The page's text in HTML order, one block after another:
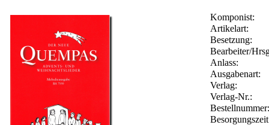
Komponist:
Artikelart:
Besetzung:
Bearbeiter/
Anlass:
Ausgabenart:
Verlag:
Verlag-Nr.: